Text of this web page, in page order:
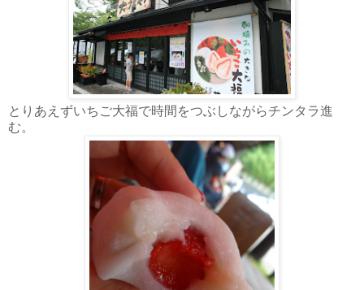
とりあえずいちご大福で時間をつぶしながらチンタラ進
む。